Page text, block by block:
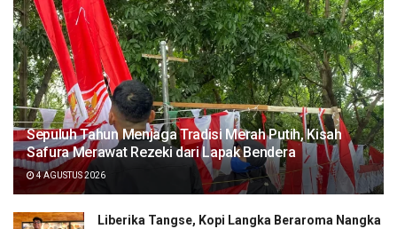
Sepuluh Tahun Menjaga Tradisi Merah Putih, Kisah
Safura Merawat Rezeki dari Lapak Bendera
4 AGUSTUS 2026
Liberika Tangse, Kopi Langka Beraroma Nangka